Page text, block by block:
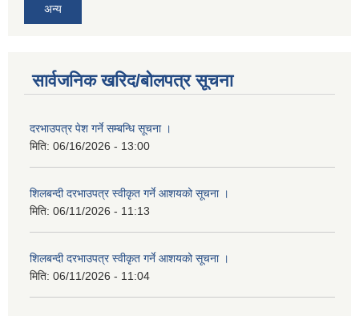
अन्य
सार्वजनिक खरिद/बोलपत्र सूचना
दरभाउपत्र पेश गर्ने सम्बन्धि सूचना ।
मिति: 06/16/2026 - 13:00
शिलबन्दी दरभाउपत्र स्वीकृत गर्ने आशयको सूचना ।
मिति: 06/11/2026 - 11:13
शिलबन्दी दरभाउपत्र स्वीकृत गर्ने आशयको सूचना ।
मिति: 06/11/2026 - 11:04